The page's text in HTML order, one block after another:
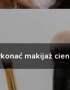
makijaż